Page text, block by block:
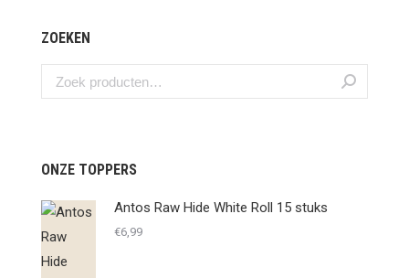
ZOEKEN
ONZE TOPPERS
Antos Raw Hide White Roll 15 stuks
€6,99